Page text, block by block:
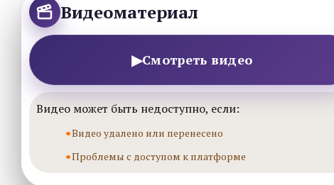
Видеоматериал
▶Смотреть видео
Видео может быть недоступно, если:
Видео удалено или перенесено
Проблемы с доступом к платформе